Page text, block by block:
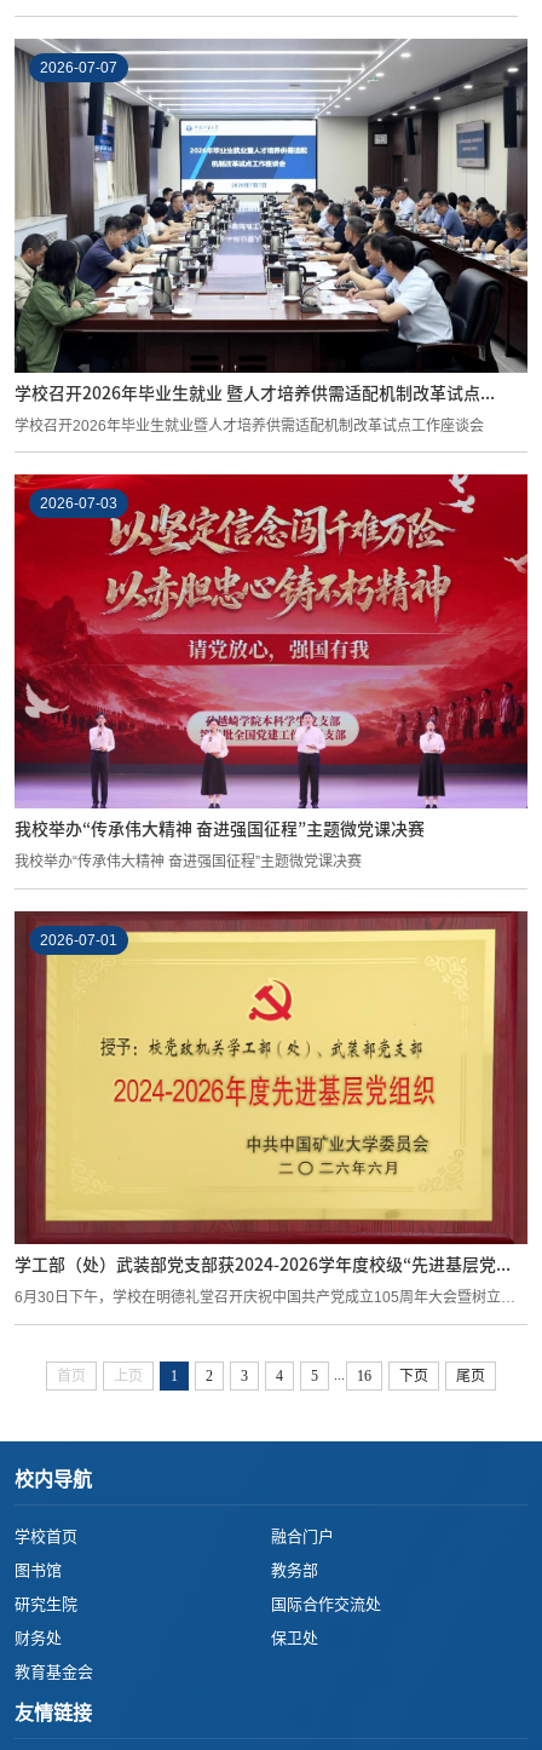
2026-07-07
学校召开2026年毕业生就业 暨人才培养供需适配机制改革试点...
学校召开2026年毕业生就业暨人才培养供需适配机制改革试点工作座谈会
2026-07-03
我校举办“传承伟大精神 奋进强国征程”主题微党课决赛
我校举办“传承伟大精神 奋进强国征程”主题微党课决赛
2026-07-01
学工部（处）武装部党支部获2024-2026学年度校级“先进基层党...
6月30日下午，学校在明德礼堂召开庆祝中国共产党成立105周年大会暨树立和
首页 上页 1 2 3 4 5 ... 16 下页 尾页
校内导航
学校首页
融合门户
图书馆
教务部
研究生院
国际合作交流处
财务处
保卫处
教育基金会
友情链接